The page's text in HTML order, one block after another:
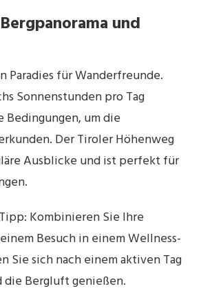
und
Paradies für Wanderfreunde.
Sonnenstunden pro Tag
Bedingungen, um die
Der Tiroler Höhenweg
Ausblicke und ist perfekt für
Kombinieren Sie Ihre
Besuch in einem Wellness-
Sie sich nach einem aktiven Tag
die Bergluft genießen.